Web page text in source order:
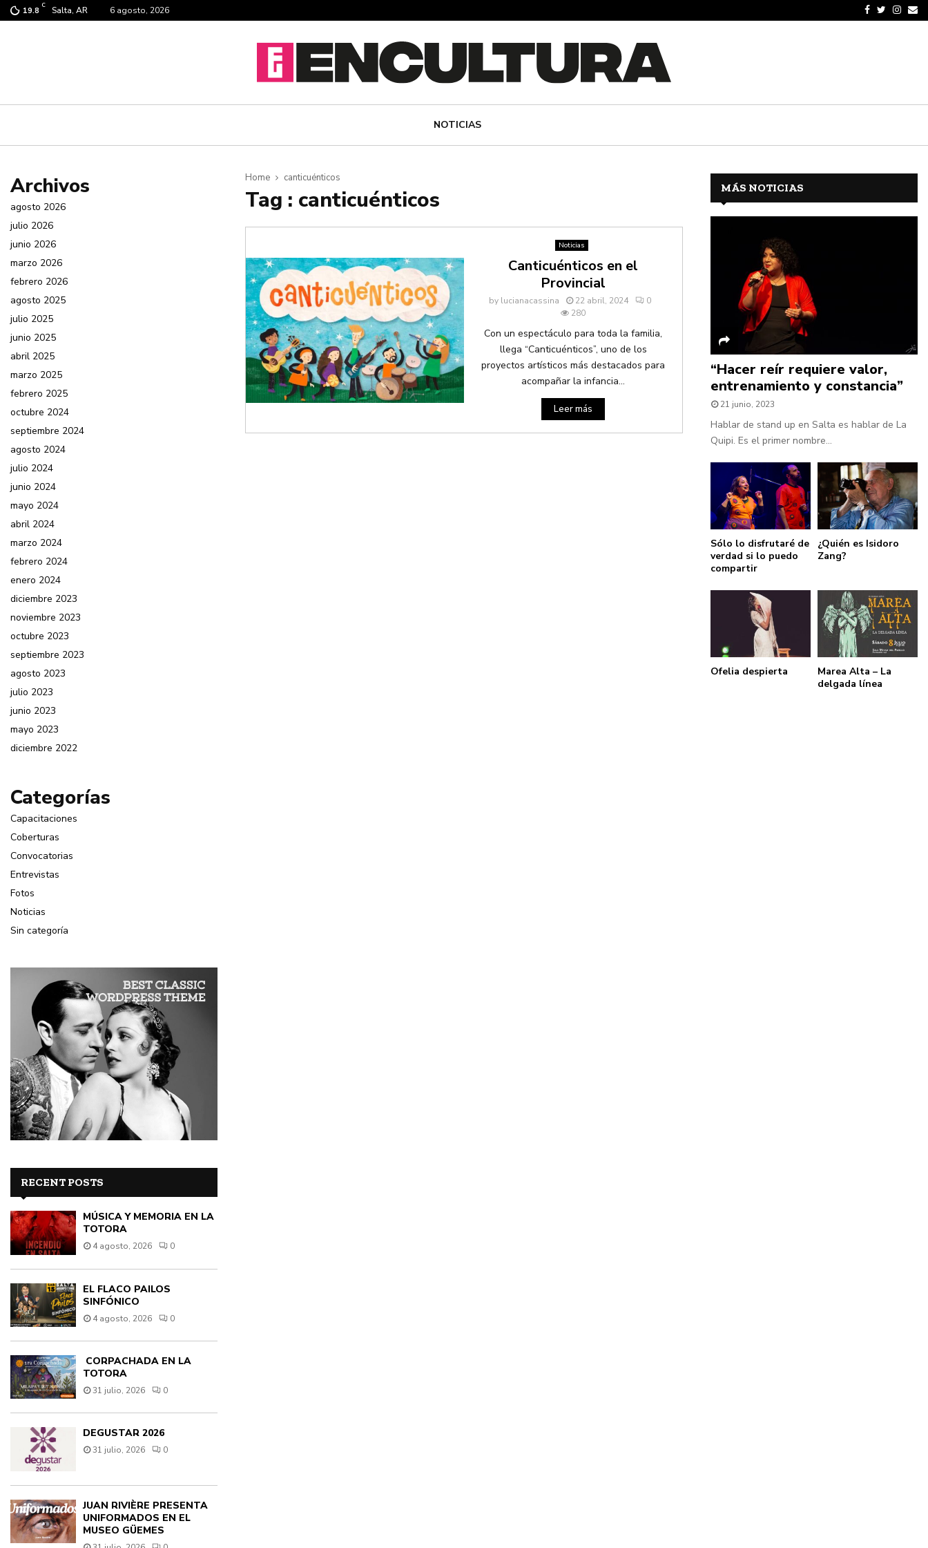
19.8
C Salta, AR 6 agosto, 2026
NOTICIAS
Home canticuénticos
Tag : canticuénticos
Noticias
Canticuénticos en el
Provincial
by lucianacassina 22 abril, 2024
0
280
Con un espectáculo para toda la familia,
llega “Canticuénticos”, uno de los
proyectos artísticos más destacados para
acompañar la infancia...
Leer más
Archivos
agosto 2026
julio 2026
junio 2026
marzo 2026
febrero 2026
agosto 2025
julio 2025
junio 2025
abril 2025
marzo 2025
febrero 2025
octubre 2024
septiembre 2024
agosto 2024
julio 2024
junio 2024
mayo 2024
abril 2024
marzo 2024
febrero 2024
enero 2024
diciembre 2023
noviembre 2023
octubre 2023
septiembre 2023
agosto 2023
julio 2023
junio 2023
mayo 2023
diciembre 2022
Categorías
Capacitaciones
Coberturas
Convocatorias
Entrevistas
Fotos
Noticias
Sin categoría
RECENT POSTS
MÚSICA Y MEMORIA EN LA
TOTORA
4 agosto, 2026 0
EL FLACO PAILOS
SINFÓNICO
4 agosto, 2026 0
CORPACHADA EN LA
TOTORA
31 julio, 2026 0
DEGUSTAR 2026
31 julio, 2026 0
JUAN RIVIÈRE PRESENTA
UNIFORMADOS EN EL
MUSEO GÜEMES
MÁS NOTICIAS
“Hacer reír requiere valor,
entrenamiento y constancia”
21 junio, 2023
Hablar de stand up en Salta es hablar de La
Quipi. Es el primer nombre...
Sólo lo disfrutaré de
verdad si lo puedo
compartir
¿Quién es Isidoro
Zang?
Ofelia despierta
Marea Alta – La
delgada línea